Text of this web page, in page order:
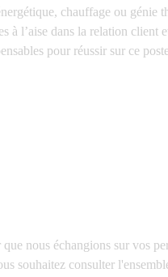
chauffage ou
à l’aise dans la relation
pour réussir sur ce
nous échangions sur vos
souhaitez consulter